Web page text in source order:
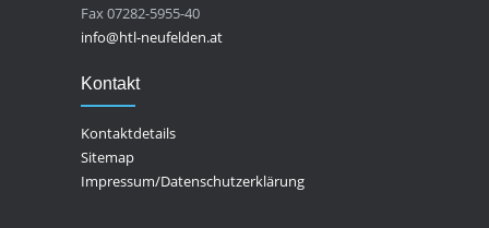
Fax 07282-5955-40
info@htl-neufelden.at
Kontakt
Kontaktdetails
Sitemap
Impressum/Datenschutzerklärung